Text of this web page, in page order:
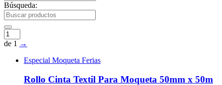
Búsqueda:
de 1 →
Especial Moqueta Ferias
Rollo Cinta Textil Para Moqueta 50mm x 50m